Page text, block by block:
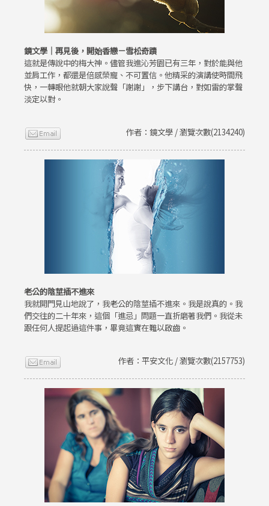
鏡文學｜再見後，開始香戀－雪松奇蹟
這就是傳說中的梅大神。儘管我進沁芳園已有三年，對於能與他
並肩工作，都還是倍感榮寵、不可置信。他精采的演講使時間飛
快，一轉眼他就朝大家說聲「謝謝」，步下講台，對如雷的掌聲
淡定以對。
作者：鏡文學 / 瀏覽次數(2134240)
老公的陰莖插不進來
我就開門見山地說了，我老公的陰莖插不進來。我是說真的。我
們交往的二十年來，這個「進忌」問題一直折磨著我們。我從未
跟任何人提起過這件事，畢竟這實在難以啟齒。
作者：平安文化 / 瀏覽次數(2157753)